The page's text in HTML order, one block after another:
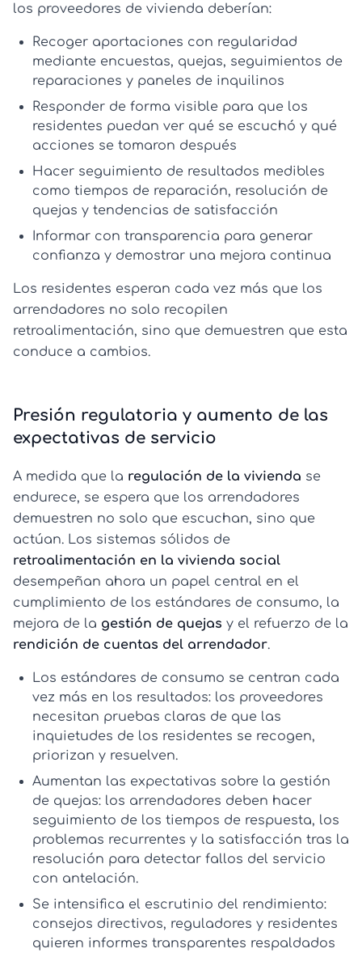
los proveedores de vivienda deberían:
Recoger aportaciones con regularidad
mediante encuestas, quejas, seguimientos de
reparaciones y paneles de inquilinos
Responder de forma visible para que los
residentes puedan ver qué se escuchó y qué
acciones se tomaron después
Hacer seguimiento de resultados medibles
como tiempos de reparación, resolución de
quejas y tendencias de satisfacción
Informar con transparencia para generar
confianza y demostrar una mejora continua
Los residentes esperan cada vez más que los
arrendadores no solo recopilen
retroalimentación, sino que demuestren que esta
conduce a cambios.
Presión regulatoria y aumento de las
expectativas de servicio
A medida que la regulación de la vivienda se
endurece, se espera que los arrendadores
demuestren no solo que escuchan, sino que
actúan. Los sistemas sólidos de
retroalimentación en la vivienda social
desempeñan ahora un papel central en el
cumplimiento de los estándares de consumo, la
mejora de la gestión de quejas y el refuerzo de la
rendición de cuentas del arrendador.
Los estándares de consumo se centran cada
vez más en los resultados: los proveedores
necesitan pruebas claras de que las
inquietudes de los residentes se recogen,
priorizan y resuelven.
Aumentan las expectativas sobre la gestión
de quejas: los arrendadores deben hacer
seguimiento de los tiempos de respuesta, los
problemas recurrentes y la satisfacción tras la
resolución para detectar fallos del servicio
con antelación.
Se intensifica el escrutinio del rendimiento:
consejos directivos, reguladores y residentes
quieren informes transparentes respaldados